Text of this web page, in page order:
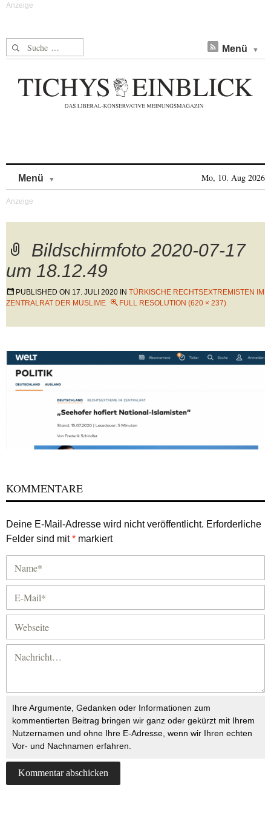
Suche nach: Menü
Menü Mo, 10. Aug 2026
Bildschirmfoto 2020-07-17
um 18.12.49
PUBLISHED ON 17. JULI 2020 IN TÜRKISCHE RECHTSEXTREMISTEN IM
ZENTRALRAT DER MUSLIME
FULL RESOLUTION (620 × 237)
KOMMENTARE
Deine E-Mail-Adresse wird nicht veröffentlicht. Erforderliche
Felder sind mit* markiert
Ihre Argumente, Gedanken oder Informationen zum
kommentierten Beitrag bringen wir ganz oder gekürzt mit Ihrem
Nutzernamen und ohne Ihre E-Adresse, wenn wir Ihren echten
Vor- und Nachnamen erfahren.